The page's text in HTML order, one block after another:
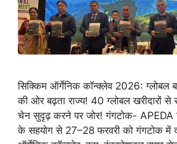
सिक्किम ऑर्गेनिक कॉन्क्लेव 2026: ग्लोबल
की ओर बढ़ता राज्य! 40 ग्लोबल खरीदारों से
चेन सुदृढ़ करने पर जोर! गंगटोक-
के सहयोग से 27–28 फरवरी को गंगटोक में